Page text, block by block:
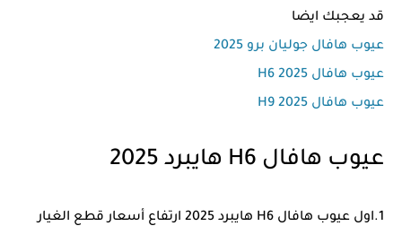
قد يعجبك ايضا
عيوب هافال جوليان برو 2025
عيوب هافال H6 2025
عيوب هافال H9 2025
عيوب هافال H6 هايبرد 2025
1.اول عيوب هافال H6 هايبرد 2025 ارتفاع أسعار قطع الغيار